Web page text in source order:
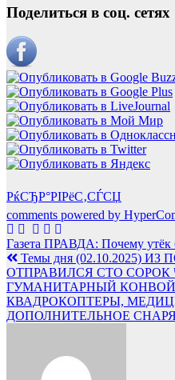
Поделиться в соц. сетях
РќСЂР°РІРёС‚СЃСЏ
comments powered by
Навигация
по
записям
Газета ПРАВДА: Почему утёк
Темы дня (02.10.2025)
ОТПРАВИЛСЯ СТО СОРОК
ГУМАНИТАРНЫЙ КОНВОЙ
КВАДРОКОПТЕРЫ,
ДОПОЛНИТЕЛЬНОЕ